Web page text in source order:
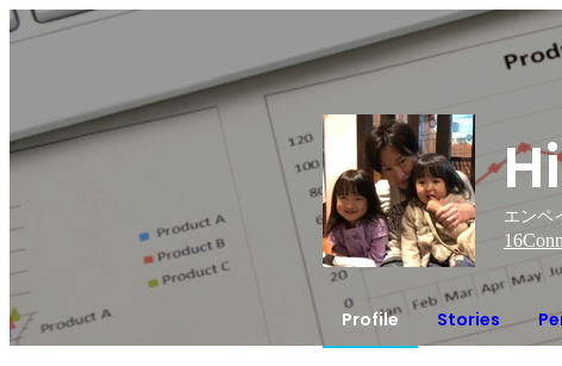
エンペ
16
Profile Stories